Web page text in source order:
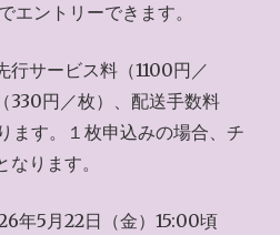
エントリーできます。
行サービス料（1100円／
330円／枚）、配送手数料
ます。１枚申込みの場合、チ
ります。
年5月22日（金）15:00頃